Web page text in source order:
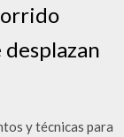
y técnicas para